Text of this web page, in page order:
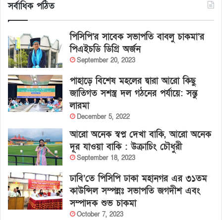
সর্বাধিক পঠিত
পিসিপি’র সাবেক সভাপতি বাবলু চাকমা’র
পিএইচডি ডিগ্রি অর্জন
September 20, 2023
পাহাড়ে বিশেষ মহলের দ্বারা আরো কিছু
জাতিগত সশস্ত্র দল গঠনের পর্যায়ে: সন্তু
লারমা
December 5, 2022
আরো অনেক স্বপ্ন দেখা বাকি, আরো অনেক
দূর যাওয়া বাকি : উক্রাচিং চৌধুরী
September 18, 2023
ঢাবি’তে পিসিপি ঢাকা মহানগর এর ৩১তম
কাউন্সিল সম্পন্নঃ সভাপতি জগদীশ এবং
সম্পাদক শুভ চাকমা
October 7, 2023